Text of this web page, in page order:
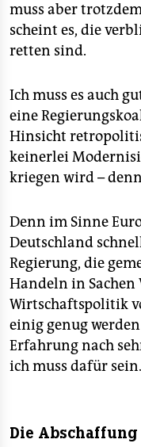
muss aber
scheint es, die
retten sind.
Ich muss es auch
eine
Hinsicht
keinerlei
kriegen wird –
Denn im Sinne
Deutschland
Regierung, die
Handeln in
Wirtschaftspolitik
einig genug
Erfahrung nach
ich muss dafür sein.
Die